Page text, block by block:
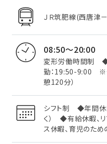
ＪＲ筑肥線(西唐津
08:50～20:00
変形労働時間制
勤：19:50-9:00 ※
憩120分）
シフト制 ◆年間休
く） ◆有給休暇、リ
ス休暇、育児のた